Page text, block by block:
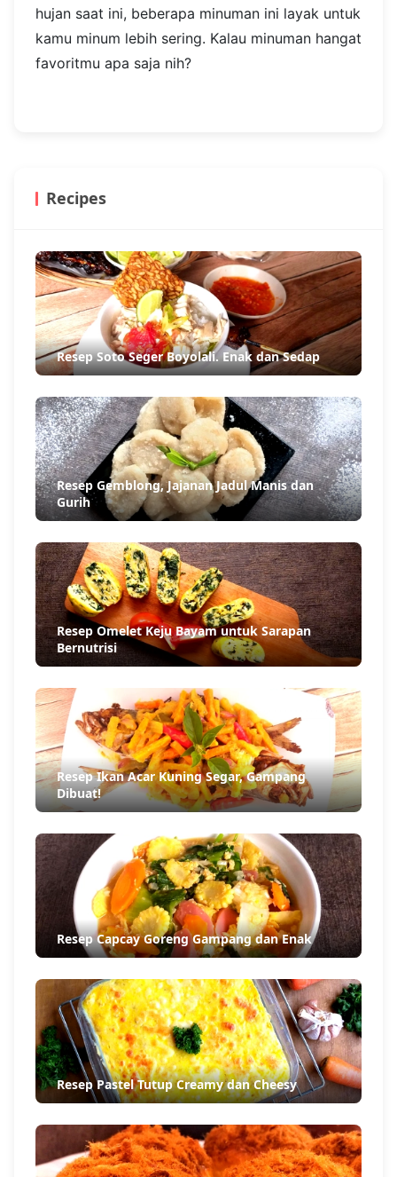
hujan saat ini, beberapa minuman ini layak untuk
kamu minum lebih sering. Kalau minuman hangat
favoritmu apa saja nih?
Recipes
Resep Soto Seger Boyolali. Enak dan Sedap
Resep Gemblong, Jajanan Jadul Manis dan
Gurih
Resep Omelet Keju Bayam untuk Sarapan
Bernutrisi
Resep Ikan Acar Kuning Segar, Gampang
Dibuat!
Resep Capcay Goreng Gampang dan Enak
Resep Pastel Tutup Creamy dan Cheesy